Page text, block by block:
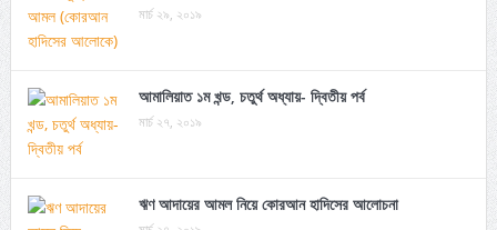
মার্চ ২৯, ২০১৯
আমালিয়াত ১ম খন্ড, চতুর্থ অধ্যায়- দ্বিতীয় পর্ব
মার্চ ২৭, ২০১৯
ঋণ আদায়ের আমল নিয়ে কোরআন হাদিসের আলোচনা